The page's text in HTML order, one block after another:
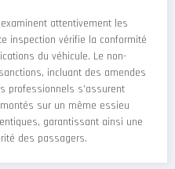
attentivement les
inspection vérifie la conformité
du véhicule. Le non-
incluant des amendes
professionnels s’assurent
sur un même essieu
garantissant ainsi une
des passagers.